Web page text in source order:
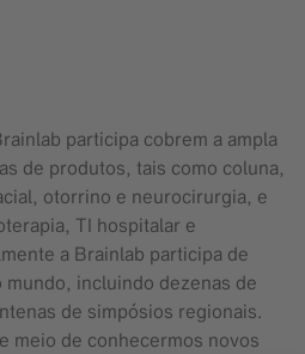
participa cobrem a ampla
de produtos, tais como coluna,
otorrino e neurocirurgia, e
TI hospitalar e
a Brainlab participa de
incluindo dezenas de
de simpósios regionais.
meio de conhecermos novos